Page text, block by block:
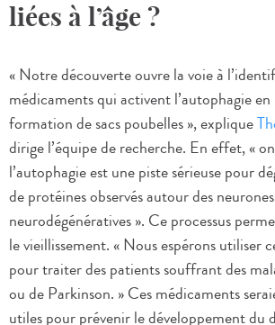
liées à l’âge ?
« Notre découverte ouvre la voie à
médicaments qui activent l’autophagie
formation de sacs poubelles », explique
dirige l’équipe de recherche. En effet, «
l’autophagie est une piste sérieuse pour
de protéines observés autour des
neurodégénératives ». Ce processus
le vieillissement. « Nous espérons utiliser
pour traiter des patients souffrant des
ou de Parkinson. » Ces médicaments
utiles pour prévenir le développement du